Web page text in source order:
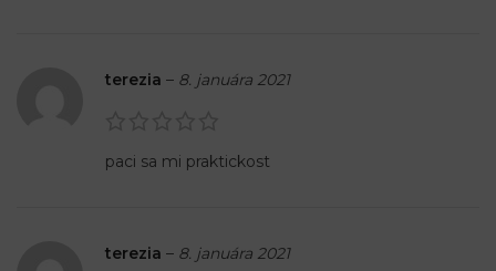
terezia – 8. januára 2021
paci sa mi praktickost
terezia – 8. januára 2021